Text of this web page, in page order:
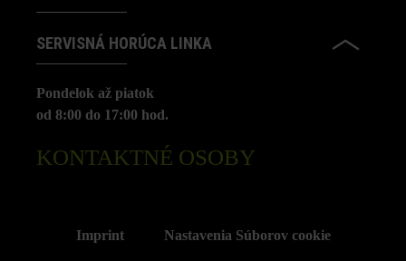
SERVISNÁ HORÚCA LINKA
Pondelok až piatok
od 8:00 do 17:00 hod.
KONTAKTNÉ OSOBY
Imprint Nastavenia Súborov cookie